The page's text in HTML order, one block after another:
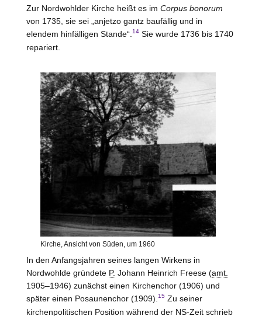
Zur Nordwohlder Kirche heißt es im Corpus bonorum
von 1735, sie sei „anjetzo gantz baufällig und in
elendem hinfälligen Stande“. 14Sie wurde 1736 bis 1740
repariert.
Kirche, Ansicht von Süden, um 1960
In den Anfangsjahren seines langen Wirkens in
Nordwohlde gründete P. Johann Heinrich Freese (amt.
1905–1946) zunächst einen Kirchenchor (1906) und
später einen Posaunenchor (1909). 15Zu seiner
kirchenpolitischen Position während der NS-Zeit schrieb